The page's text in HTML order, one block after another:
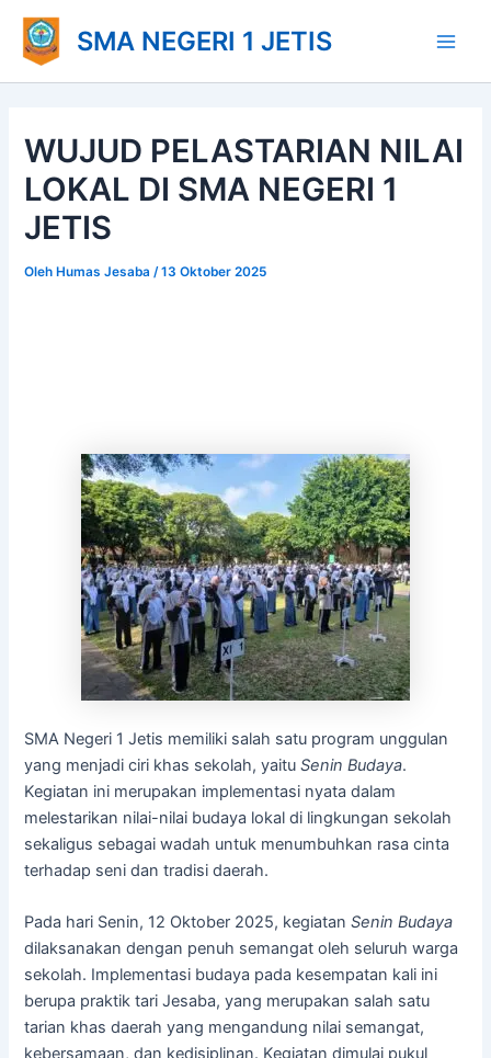
Lewati
konten
SMA NEGERI 1 JETIS
WUJUD PELASTARIAN NILAI
LOKAL DI SMA NEGERI 1
JETIS
Oleh Humas Jesaba/13 Oktober 2025
SMA Negeri 1 Jetis memiliki salah satu program unggulan
yang menjadi ciri khas sekolah, yaituSenin Budaya.
Kegiatan ini merupakan implementasi nyata dalam
melestarikan nilai-nilai budaya lokal di lingkungan sekolah
sekaligus sebagai wadah untuk menumbuhkan rasa cinta
terhadap seni dan tradisi daerah.
Pada hari Senin, 12 Oktober 2025, kegiatanSenin Budaya
dilaksanakan dengan penuh semangat oleh seluruh warga
sekolah. Implementasi budaya pada kesempatan kali ini
berupa praktik tari Jesaba, yang merupakan salah satu
tarian khas daerah yang mengandung nilai semangat,
kebersamaan, dan kedisiplinan. Kegiatan dimulai pukul